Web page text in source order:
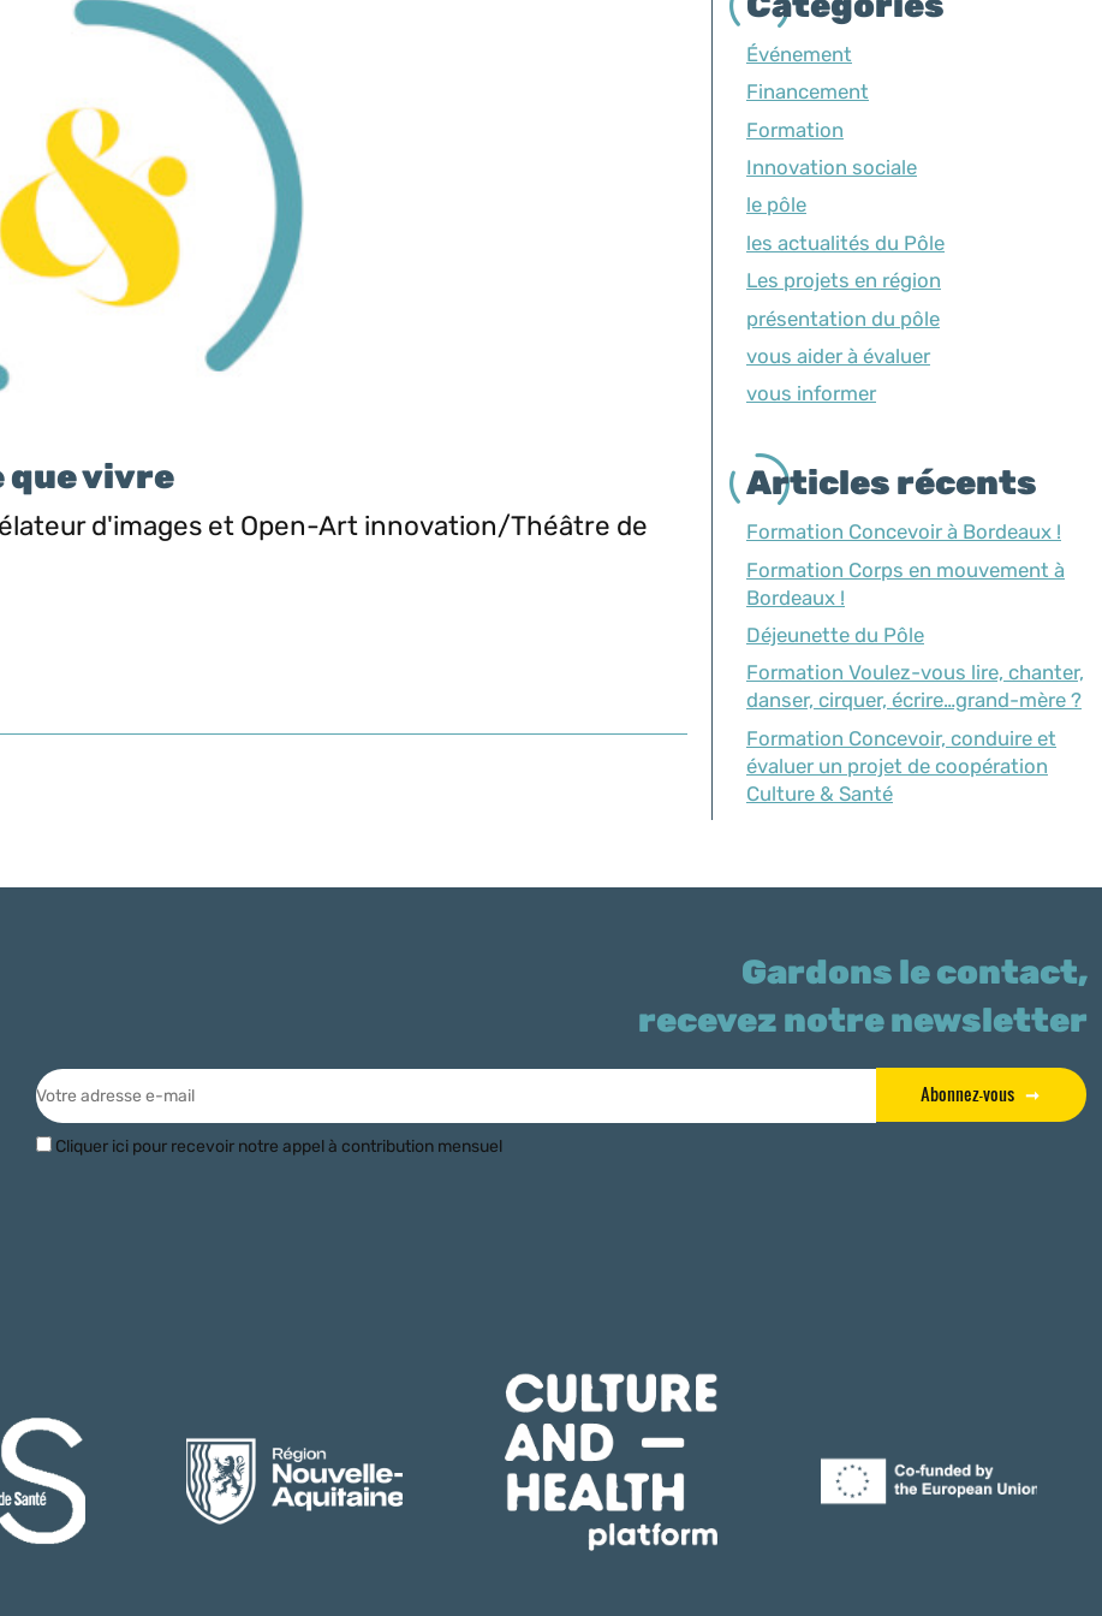
que vivre
d'images et Open-Art innovation/Théâtre de
Événement
Financement
Formation
Innovation sociale
le pôle
les actualités du Pôle
Les projets en région
présentation du pôle
vous aider à évaluer
vous informer
Articles récents
Formation Concevoir à Bordeaux !
Formation Corps en mouvement à
Bordeaux !
Déjeunette du Pôle
Formation Voulez-vous lire, chanter,
danser, cirquer, écrire…grand-mère ?
Formation Concevoir, conduire et
évaluer un projet de coopération
Culture & Santé
Gardons le contact,
recevez notre newsletter
Abonnez-vous
Cliquer ici pour recevoir notre appel à contribution mensuel